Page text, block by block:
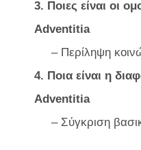
3. Ποιες είναι οι
Adventitia
– Περίληψη
4. Ποια είναι η
Adventitia
– Σύγκριση